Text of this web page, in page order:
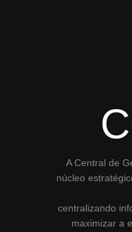
A Central de
núcleo
centralizando
maximizar a